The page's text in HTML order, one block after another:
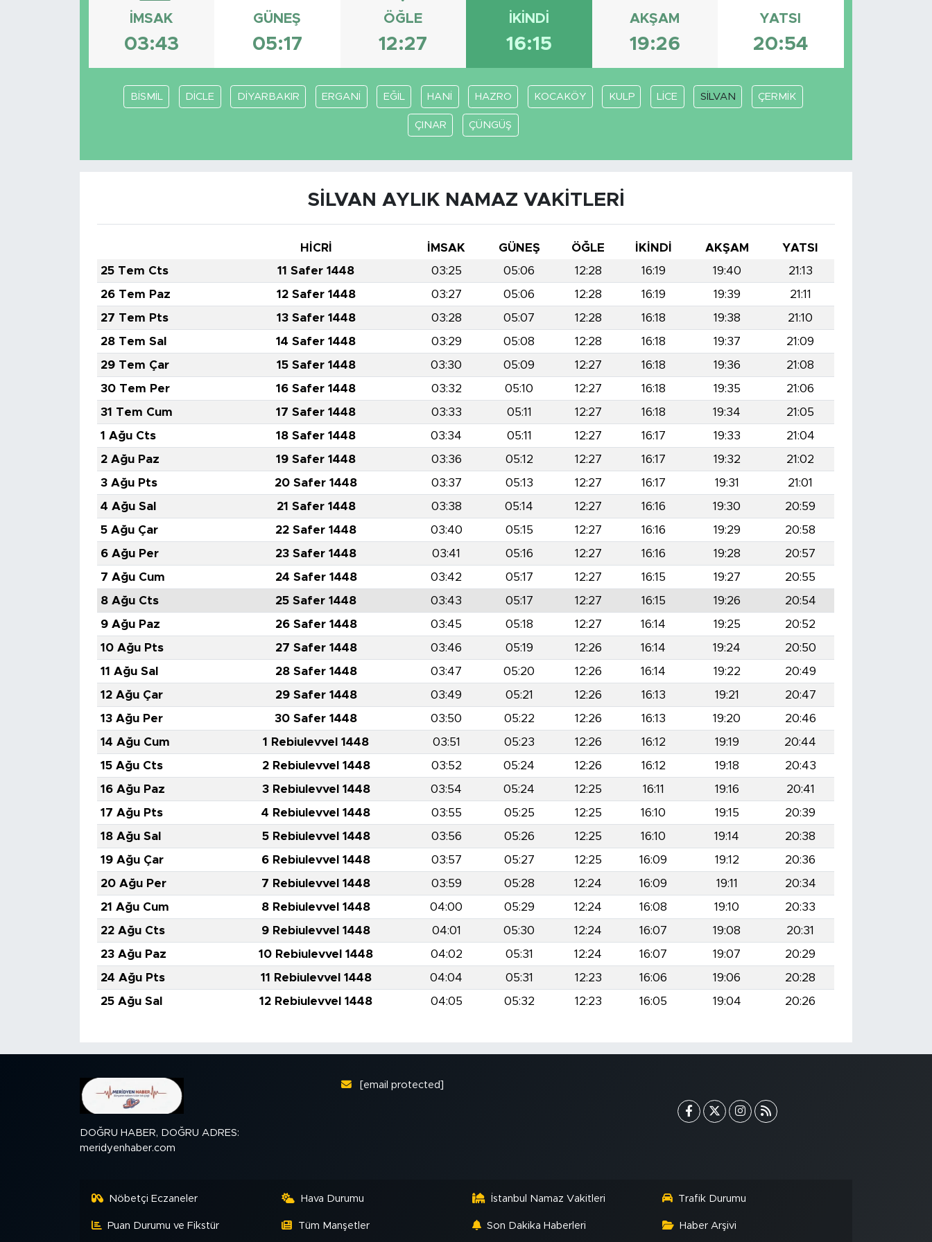
İMSAK
03:43
GÜNEŞ
05:17
ÖĞLE
12:27
İKINDI
16:15
AKŞAM
19:26
YATSI
20:54
BİSMİL DİCLE DİYARBAKIR ERGANİ EĞİL HANİ HAZRO KOCAKÖY KULP LİCE SİLVAN ÇERMİK
ÇINAR ÇÜNGÜŞ
SİLVAN AYLIK NAMAZ VAKITLERI
HİCRİ İMSAK GÜNEŞ ÖĞLE İKINDI AKŞAM
YATSI
25 Tem Cts
11 Safer 1448 03:25 05:06 12:28 16:19 19:40
21:13
26 Tem Paz
12 Safer 1448 03:27 05:06 12:28 16:19 19:39
21:11
27 Tem Pts
13 Safer 1448 03:28 05:07 12:28 16:18 19:38
21:10
28 Tem Sal
14 Safer 1448 03:29 05:08 12:28 16:18 19:37
21:09
29 Tem Çar
15 Safer 1448 03:30 05:09 12:27 16:18 19:36
21:08
30 Tem Per
16 Safer 1448 03:32 05:10 12:27 16:18 19:35
21:06
31 Tem Cum
17 Safer 1448 03:33 05:11 12:27 16:18 19:34
21:05
1 Ağu Cts
18 Safer 1448 03:34 05:11 12:27 16:17 19:33
21:04
2 Ağu Paz
19 Safer 1448 03:36 05:12 12:27 16:17 19:32
21:02
3 Ağu Pts
20 Safer 1448 03:37 05:13 12:27 16:17 19:31
21:01
4 Ağu Sal
21 Safer 1448 03:38 05:14 12:27 16:16 19:30
20:59
5 Ağu Çar
22 Safer 1448 03:40 05:15 12:27 16:16 19:29
20:58
6 Ağu Per
23 Safer 1448 03:41 05:16 12:27 16:16 19:28
20:57
7 Ağu Cum
24 Safer 1448 03:42 05:17 12:27 16:15 19:27
20:55
8 Ağu Cts
25 Safer 1448 03:43 05:17 12:27 16:15 19:26
20:54
9 Ağu Paz
26 Safer 1448 03:45 05:18 12:27 16:14 19:25
20:52
10 Ağu Pts
27 Safer 1448 03:46 05:19 12:26 16:14 19:24
20:50
11 Ağu Sal
28 Safer 1448 03:47 05:20 12:26 16:14 19:22
20:49
12 Ağu Çar
29 Safer 1448 03:49 05:21 12:26 16:13 19:21
20:47
13 Ağu Per
30 Safer 1448 03:50 05:22 12:26 16:13 19:20
20:46
14 Ağu Cum
1 Rebiulevvel 1448 03:51 05:23 12:26 16:12 19:19
20:44
15 Ağu Cts
2 Rebiulevvel 1448 03:52 05:24 12:26 16:12 19:18
20:43
16 Ağu Paz
3 Rebiulevvel 1448 03:54 05:24 12:25 16:11 19:16
20:41
17 Ağu Pts
4 Rebiulevvel 1448 03:55 05:25 12:25 16:10 19:15
20:39
18 Ağu Sal
5 Rebiulevvel 1448 03:56 05:26 12:25 16:10 19:14
20:38
19 Ağu Çar
6 Rebiulevvel 1448 03:57 05:27 12:25 16:09 19:12
20:36
20 Ağu Per
7 Rebiulevvel 1448 03:59 05:28 12:24 16:09 19:11
20:34
21 Ağu Cum
8 Rebiulevvel 1448 04:00 05:29 12:24 16:08 19:10
20:33
22 Ağu Cts
9 Rebiulevvel 1448 04:01 05:30 12:24 16:07 19:08
20:31
23 Ağu Paz
10 Rebiulevvel 1448 04:02 05:31 12:24 16:07 19:07
20:29
24 Ağu Pts
11 Rebiulevvel 1448 04:04 05:31 12:23 16:06 19:06
20:28
25 Ağu Sal
12 Rebiulevvel 1448 04:05 05:32 12:23 16:05 19:04 20:26
DOĞRU HABER, DOĞRU ADRES:
meridyenhaber.com
[email protected]
Nöbetçi Eczaneler Hava Durumu İstanbul Namaz Vakitleri Trafik Durumu
Puan Durumu ve Fikstür Tüm Manşetler Son Dakika Haberleri Haber Arşivi
BİLİM-TEKNOLOJİ
EKONOMİ
KÜLTÜR SANAT
TARİHTEN GÜNÜMÜZE
MEDYA KÖŞESİ
FOTO GALERİ
VİDEOLAR
ALINTI YAZARLAR
SOSYAL MEDYA